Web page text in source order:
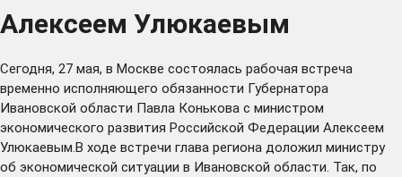
Алексеем Улюкаевым
Сегодня, 27 мая, в Москве состоялась рабочая встреча
временно исполняющего обязанности Губернатора
Ивановской области Павла Конькова с министром
экономического развития Российской Федерации Алексеем
Улюкаевым.В ходе встречи глава региона доложил министру
об экономической ситуации в Ивановской области. Так, по